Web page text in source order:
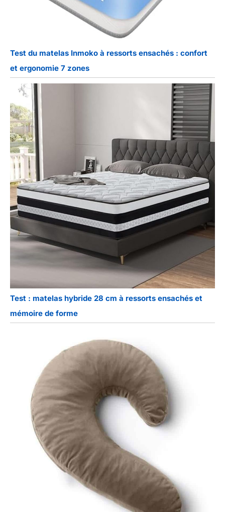
Test du matelas Inmoko à ressorts ensachés : confort
et ergonomie 7 zones
Test : matelas hybride 28 cm à ressorts ensachés et
mémoire de forme